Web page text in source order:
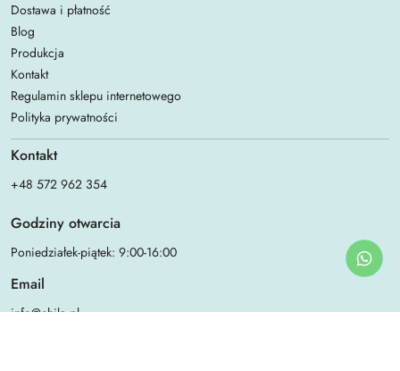
Dostawa i płatność
Blog
Produkcja
Kontakt
Regulamin sklepu internetowego
Polityka prywatności
Kontakt
+48 572 962 354
Godziny otwarcia
Poniedziałek-piątek: 9:00-16:00
Email
info@chila.pl